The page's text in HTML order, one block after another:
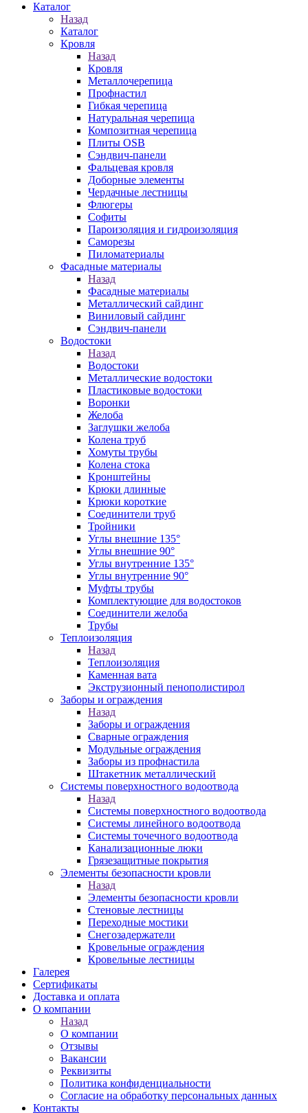
Каталог
Назад
Каталог
Кровля
Назад
Кровля
Металлочерепица
Профнастил
Гибкая черепица
Натуральная черепица
Композитная черепица
Плиты OSB
Сэндвич-панели
Фальцевая кровля
Доборные элементы
Чердачные лестницы
Флюгеры
Софиты
Пароизоляция и гидроизоляция
Саморезы
Пиломатериалы
Фасадные материалы
Назад
Фасадные материалы
Металлический сайдинг
Виниловый сайдинг
Сэндвич-панели
Водостоки
Назад
Водостоки
Металлические водостоки
Пластиковые водостоки
Воронки
Желоба
Заглушки желоба
Колена труб
Хомуты трубы
Колена стока
Кронштейны
Крюки длинные
Крюки короткие
Соединители труб
Тройники
Углы внешние 135°
Углы внешние 90°
Углы внутренние 135°
Углы внутренние 90°
Муфты трубы
Комплектующие для водостоков
Соединители желоба
Трубы
Теплоизоляция
Назад
Теплоизоляция
Каменная вата
Экструзионный пенополистирол
Заборы и ограждения
Назад
Заборы и ограждения
Сварные ограждения
Модульные ограждения
Заборы из профнастила
Штакетник металлический
Системы поверхностного водоотвода
Назад
Системы поверхностного водоотвода
Системы линейного водоотвода
Системы точечного водоотвода
Канализационные люки
Грязезащитные покрытия
Элементы безопасности кровли
Назад
Элементы безопасности кровли
Стеновые лестницы
Переходные мостики
Снегозадержатели
Кровельные ограждения
Кровельные лестницы
Галерея
Сертификаты
Доставка и оплата
О компании
Назад
О компании
Отзывы
Вакансии
Реквизиты
Политика конфиденциальности
Согласие на обработку персональных данных
Контакты